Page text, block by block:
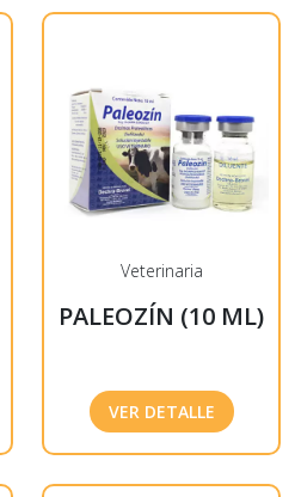
Veterinaria
PALEOZÍN (10 ML)
VER DETALLE